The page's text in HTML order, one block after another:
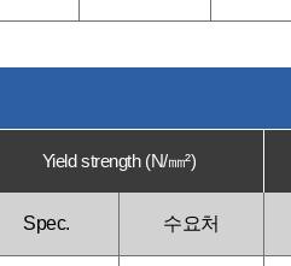
Yield strength (N/㎜²)
Spec. 수요처